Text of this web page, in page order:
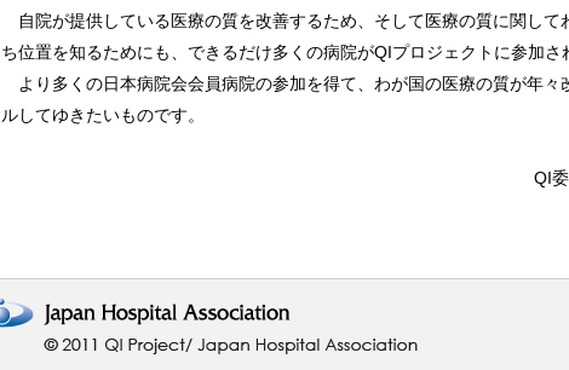
自院が提供している医療の質を改善するため、そして医療の質に関して
ち位置を知るためにも、できるだけ多くの病院がQIプロジェクトに参加さ
より多くの日本病院会会員病院の参加を得て、わが国の医療の質が年々
ルしてゆきたいものです。
QI